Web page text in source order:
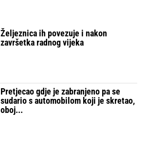
Željeznica ih povezuje i nakon
završetka radnog vijeka
Pretjecao gdje je zabranjeno pa se
sudario s automobilom koji je skretao,
oboj...